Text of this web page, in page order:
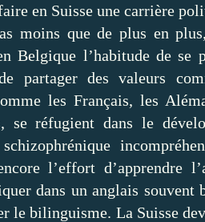
en Suisse une carrière
moins que de plus en
Belgique l’habitude de se
partager des valeurs
les Français, les
se réfugient dans le
l’effort d’apprendre
dans un anglais souvent
le bilinguisme. La Suisse